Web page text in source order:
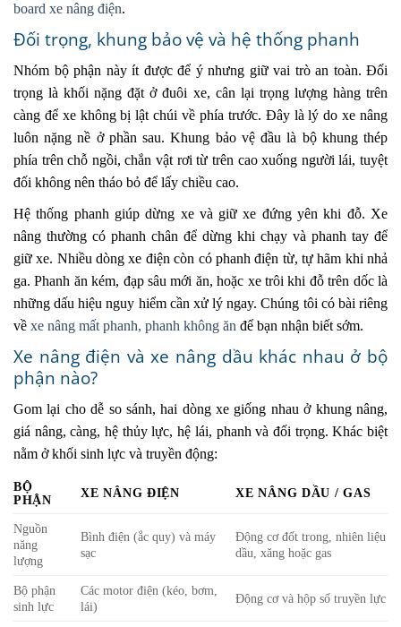
board xe nâng điện.
Đối trọng, khung bảo vệ và hệ thống phanh
Nhóm bộ phận này ít được để ý nhưng giữ vai trò an toàn. Đối
trọng là khối nặng đặt ở đuôi xe, cân lại trọng lượng hàng trên
càng để xe không bị lật chúi về phía trước. Đây là lý do xe nâng
luôn nặng nề ở phần sau. Khung bảo vệ đầu là bộ khung thép
phía trên chỗ ngồi, chắn vật rơi từ trên cao xuống người lái, tuyệt
đối không nên tháo bỏ để lấy chiều cao.
Hệ thống phanh giúp dừng xe và giữ xe đứng yên khi đỗ. Xe
nâng thường có phanh chân để dừng khi chạy và phanh tay để
giữ xe. Nhiều dòng xe điện còn có phanh điện từ, tự hãm khi nhả
ga. Phanh ăn kém, đạp sâu mới ăn, hoặc xe trôi khi đỗ trên dốc là
những dấu hiệu nguy hiểm cần xử lý ngay. Chúng tôi có bài riêng
về xe nâng mất phanh, phanh không ăn để bạn nhận biết sớm.
Xe nâng điện và xe nâng dầu khác nhau ở bộ
phận nào?
Gom lại cho dễ so sánh, hai dòng xe giống nhau ở khung nâng,
giá nâng, càng, hệ thủy lực, hệ lái, phanh và đối trọng. Khác biệt
nằm ở khối sinh lực và truyền động:
BỘ
PHẬN
XE NÂNG ĐIỆN XE NÂNG DẦU / GAS
Nguồn
năng
lượng
Bình điện (ắc quy) và máy
sạc
Động cơ đốt trong, nhiên liệu
dầu, xăng hoặc gas
Bộ phận
sinh lực
Các motor điện (kéo, bơm,
lái)
Động cơ và hộp số truyền lực